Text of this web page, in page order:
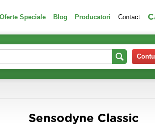
Oferte Speciale Blog Producatori Contact
Sensodyne Classic